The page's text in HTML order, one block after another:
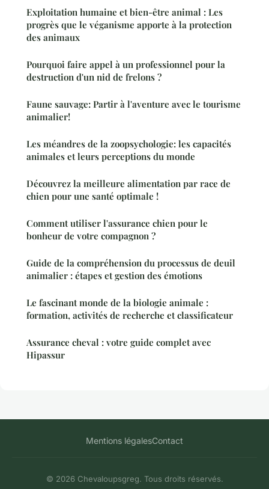
Exploitation humaine et bien-être animal : Les
progrès que le véganisme apporte à la protection
des animaux
Pourquoi faire appel à un professionnel pour la
destruction d'un nid de frelons ?
Faune sauvage: Partir à l'aventure avec le tourisme
animalier!
Les méandres de la zoopsychologie: les capacités
animales et leurs perceptions du monde
Découvrez la meilleure alimentation par race de
chien pour une santé optimale !
Comment utiliser l'assurance chien pour le
bonheur de votre compagnon ?
Guide de la compréhension du processus de deuil
animalier : étapes et gestion des émotions
Le fascinant monde de la biologie animale :
formation, activités de recherche et classificateur
Assurance cheval : votre guide complet avec
Hipassur
Mentions légalesContact
© 2026 Chevaloupsgreg. Tous droits réservés.